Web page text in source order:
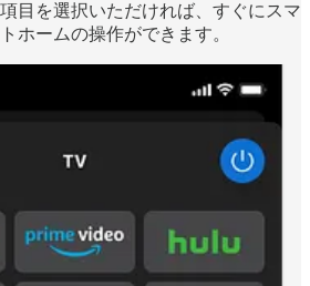
目を選択いただければ、すぐにスマ
ホームの操作ができます。